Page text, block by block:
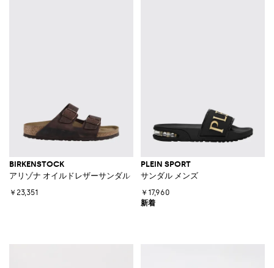
BIRKENSTOCK
アリゾナ オイルドレザーサンダル
￥23,351
PLEIN SPORT
サンダル メンズ
￥17,960